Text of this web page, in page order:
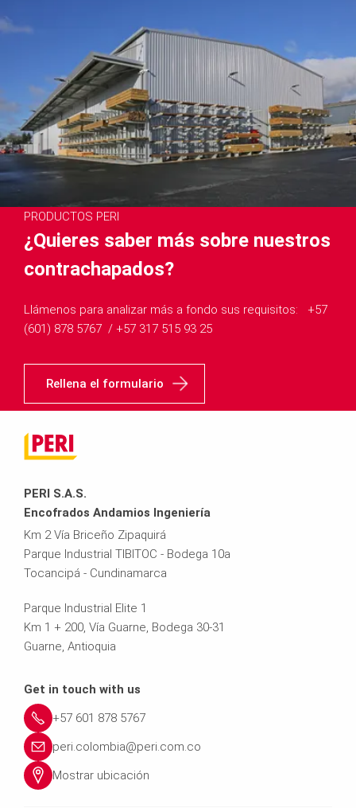
PRODUCTOS PERI
¿Quieres saber más sobre nuestros
contrachapados?
Llámenos para analizar más a fondo sus requisitos: ​​​​​​​ +57
(601) 878 5767 / +57 317 515 93 25
Rellena el formulario
PERI S.A.S.
Encofrados Andamios Ingeniería
Km 2 Vía Briceño Zipaquirá
Parque Industrial TIBITOC - Bodega 10a
Tocancipá - Cundinamarca
Parque Industrial Elite 1
Km 1 + 200, Vía Guarne, Bodega 30-31
Guarne, Antioquia
Get in touch with us
+57 601 878 5767
peri.colombia@peri.com.co
Mostrar ubicación